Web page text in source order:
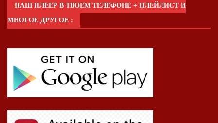
НАШ ПЛЕЕР В ТВОЕМ ТЕЛЕФОНЕ + ПЛЕЙЛИСТ И
МНОГОЕ ДРУГОЕ :